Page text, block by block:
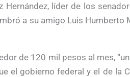
Hernández, líder de los
a su amigo Luis
de 120 mil pesos al mes,
el gobierno federal y el de la